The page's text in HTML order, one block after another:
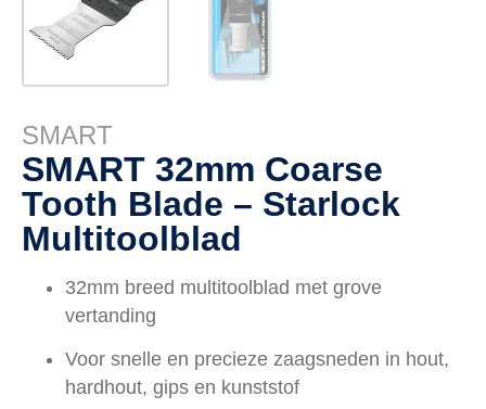
SMART
SMART 32mm Coarse
Tooth Blade – Starlock
Multitoolblad
32mm breed multitoolblad met grove
vertanding
Voor snelle en precieze zaagsneden in hout,
hardhout, gips en kunststof